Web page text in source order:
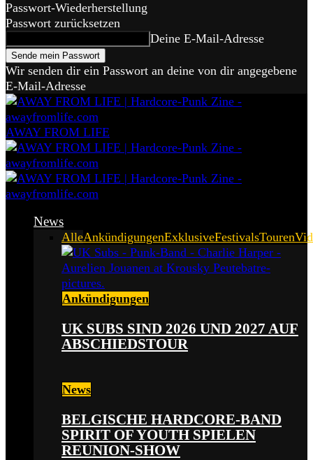
Passwort-Wiederherstellung
Passwort zurücksetzen
Deine E-Mail-Adresse
Wir senden dir ein Passwort an deine von dir angegebene
E-Mail-Adresse
AWAY FROM LIFE
News
AlleAnkündigungenExklusiveFestivalsTouren
Ankündigungen
UK SUBS SIND 2026 UND 2027 AUF
ABSCHIEDSTOUR
News
BELGISCHE HARDCORE-BAND
SPIRIT OF YOUTH SPIELEN
REUNION-SHOW